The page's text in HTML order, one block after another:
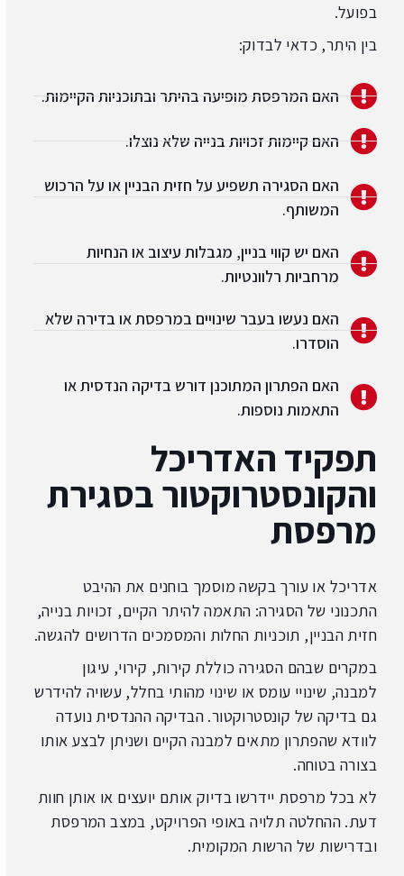
בפועל.
בין היתר, כדאי לבדוק:
האם המרפסת מופיעה בהיתר ובתוכניות הקיימות.
האם קיימות זכויות בנייה שלא נוצלו.
האם הסגירה תשפיע על חזית הבניין או על הרכוש
המשותף.
האם יש קווי בניין, מגבלות עיצוב או הנחיות
מרחביות רלוונטיות.
האם נעשו בעבר שינויים במרפסת או בדירה שלא
הוסדרו.
האם הפתרון המתוכנן דורש בדיקה הנדסית או
התאמות נוספות.
תפקיד האדריכל
והקונסטרוקטור בסגירת
מרפסת
אדריכל או עורך בקשה מוסמך בוחנים את ההיבט
התכנוני של הסגירה: התאמה להיתר הקיים, זכויות בנייה,
חזית הבניין, תוכניות החלות והמסמכים הדרושים להגשה.
במקרים שבהם הסגירה כוללת קירות, קירוי, עיגון
למבנה, שינויי עומס או שינוי מהותי בחלל, עשויה להידרש
גם בדיקה של קונסטרוקטור. הבדיקה ההנדסית נועדה
לוודא שהפתרון מתאים למבנה הקיים ושניתן לבצע אותו
בצורה בטוחה.
לא בכל מרפסת יידרשו בדיוק אותם יועצים או אותן חוות
דעת. ההחלטה תלויה באופי הפרויקט, במצב המרפסת
ובדרישות של הרשות המקומית.